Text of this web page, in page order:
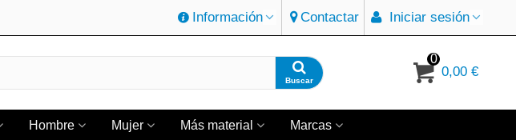
Información Contactar Iniciar sesión
Buscar
0
0,00 €
Hombre Mujer Más material Marcas